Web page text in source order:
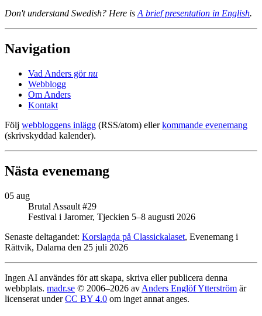
Don't understand Swedish? Here is A brief presentation in English.
Navigation
Vad Anders görnu
Webblogg
Om Anders
Kontakt
Följ webbloggens inlägg (RSS/atom) ellerkommande evenemang
(skrivskyddad kalender).
Nästa evenemang
05 aug
Brutal Assault #29
Festival i Jaromer, Tjeckien 5–8 augusti 2026
Senaste deltagandet: Korslagda på Classickalaset, Evenemang i
Rättvik, Dalarna den 25 juli 2026
Ingen AI användes för att skapa, skriva eller publicera denna
webbplats. madr.se © 2006–2026 av Anders Englöf Ytterström är
licenserat underCC BY 4.0 om inget annat anges.